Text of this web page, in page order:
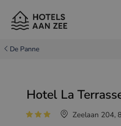
Populaire badsteden
Populaire
Hotels in Cadzand (NL)
Landen
Landen
Belgische kust
De Panne
Hotel La
Zeelaan 204,